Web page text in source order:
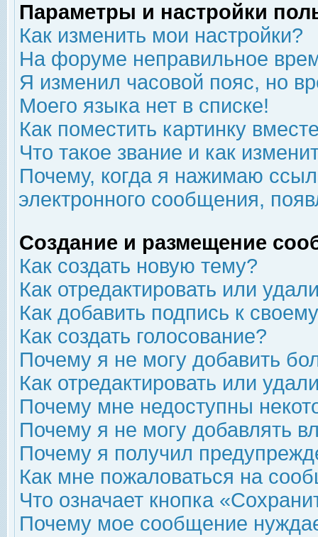
Параметры и настройки
Как изменить мои настройки?
На форуме неправильное
Я изменил часовой пояс, но
Моего языка нет в списке!
Как поместить картинку
Что такое звание и как
Почему, когда я нажимаю
электронного сообщения,
Создание и размещение
Как создать новую тему?
Как отредактировать или
Как добавить подпись к
Как создать голосование?
Почему я не могу добавить
Как отредактировать или
Почему мне недоступны
Почему я не могу добавлять
Почему я получил
Как мне пожаловаться на
Что означает кнопка
Почему мое сообщение